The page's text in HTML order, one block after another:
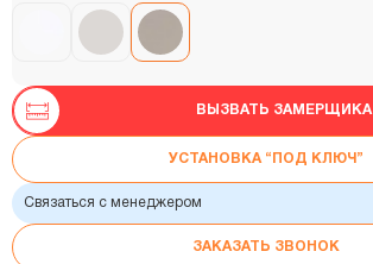
ВЫЗВАТЬ ЗАМЕРЩИКА
УСТАНОВКА “ПОД КЛЮЧ”
Связаться с менеджером
ЗАКАЗАТЬ ЗВОНОК